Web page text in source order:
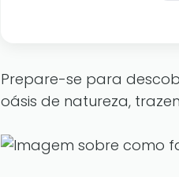
Prepare-se para
oásis de natureza,